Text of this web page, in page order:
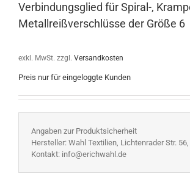
Verbindungsglied für Spiral-,
Metallreißverschlüsse der Größe 6
exkl. MwSt. zzgl. Versandkosten
Preis nur für eingeloggte Kunden
Angaben zur Produktsicherheit
Hersteller: Wahl Textilien, Lichtenrader Str.
Kontakt: info@erichwahl.de